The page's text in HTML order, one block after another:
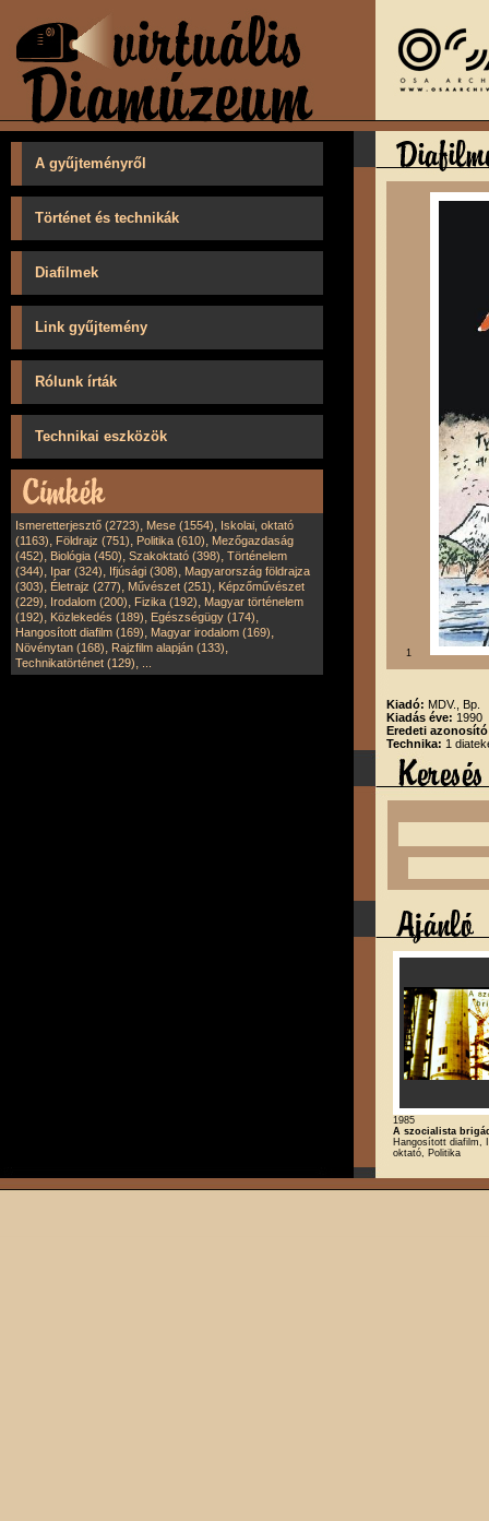
A gyűjteményről
Történet és technikák
Diafilmek
Link gyűjtemény
Rólunk írták
Technikai eszközök
Ismeretterjesztő (2723), Mese (1554), Iskolai, oktató
(1163), Földrajz (751), Politika (610), Mezőgazdaság
(452), Biológia (450), Szakoktató (398), Történelem
(344), Ipar (324), Ifjúsági (308), Magyarország földrajza
(303), Életrajz (277), Művészet (251), Képzőművészet
(229), Irodalom (200), Fizika (192), Magyar történelem
(192), Közlekedés (189), Egészségügy (174),
Hangosított diafilm (169), Magyar irodalom (169),
Növénytan (168), Rajzfilm alapján (133),
Technikatörténet (129),
1
Kiadó: MDV., Bp.
Kiadás éve: 1990
Eredeti
Technika: 1
1985
A szocialista
Hangosított diafilm,
oktató, Politika